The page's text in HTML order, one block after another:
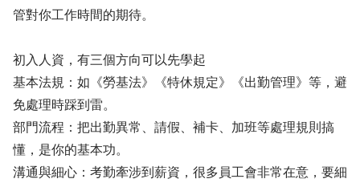
管對你工作時間的期待。
初入人資，有三個方向可以先學起
基本法規：如《勞基法》《特休規定》《出勤管理》等，避
免處理時踩到雷。
部門流程：把出勤異常、請假、補卡、加班等處理規則搞
懂，是你的基本功。
溝通與細心：考勤牽涉到薪資，很多員工會非常在意，要細